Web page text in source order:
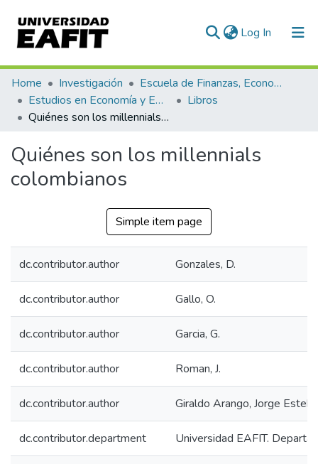
Log In (current)
Communities & Collections
All of DSpace
Home Investigación
Escuela de Finanzas, Economía y Gobierno
Estudios en Economía y Empresa (GEE)
Libros
Quiénes son los millennials colombianos
Quiénes son los millennials
colombianos
Simple item page
dc.contributor.author Gonzales, D.
dc.contributor.author Gallo, O.
dc.contributor.author Garcia, G.
dc.contributor.author Roman, J.
dc.contributor.author Giraldo Arango, Jorge
dc.contributor.department Universidad EAFIT.